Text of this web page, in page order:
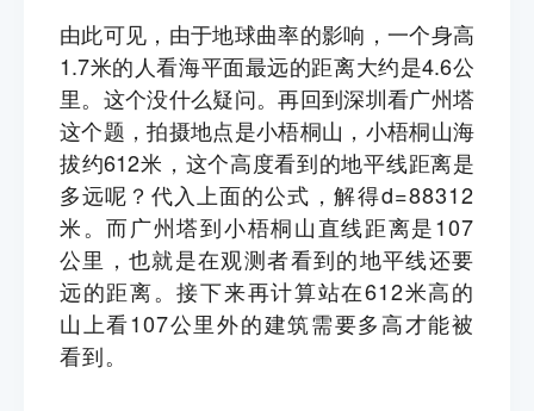
由此可见，由于地球曲率的影响，一个身高
1.7米的人看海平面最远的距离大约是4.6公
里。这个没什么疑问。再回到深圳看广州塔
这个题，拍摄地点是小梧桐山，小梧桐山海
拔约612米，这个高度看到的地平线距离是
多远呢？代入上面的公式， 解得d=88312
米。而广州塔到小梧桐山直线距离是107
公里，也就是在观测者看到的地平线还要
远的距离。接下来再计算站在612米高的
山上看107公里外的建筑需要多高才能被
看到。